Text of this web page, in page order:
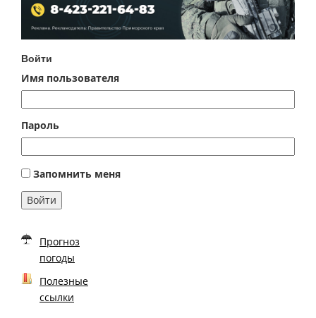
Войти
Имя пользователя
Пароль
Запомнить меня
Войти
Прогноз
погоды
Полезные
ссылки